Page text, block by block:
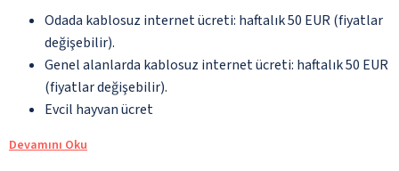
Odada kablosuz internet ücreti: haftalık 50 EUR (fiyatlar
değişebilir).
Genel alanlarda kablosuz internet ücreti: haftalık 50 EUR
(fiyatlar değişebilir).
Evcil hayvan ücret
Devamını Oku